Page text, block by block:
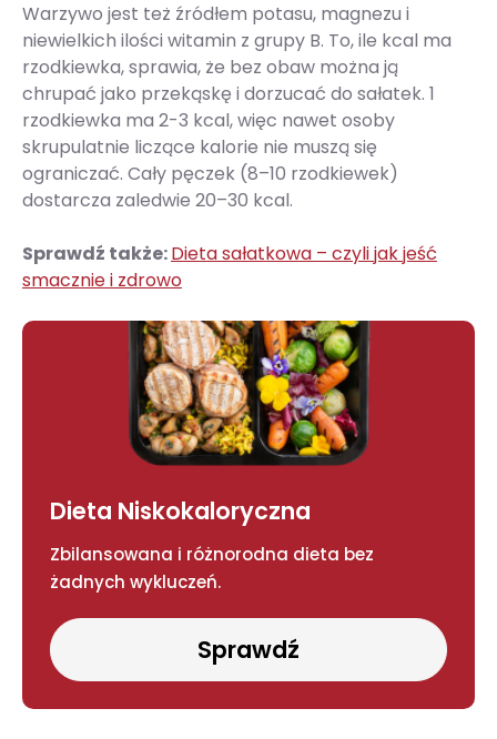
Warzywo jest też źródłem potasu, magnezu i
niewielkich ilości witamin z grupy B. To, ile kcal ma
rzodkiewka, sprawia, że bez obaw można ją
chrupać jako przekąskę i dorzucać do sałatek. 1
rzodkiewka ma 2-3 kcal, więc nawet osoby
skrupulatnie liczące kalorie nie muszą się
ograniczać. Cały pęczek (8–10 rzodkiewek)
dostarcza zaledwie 20–30 kcal.
Sprawdź także:Dieta sałatkowa – czyli jak jeść
smacznie i zdrowo
Dieta Niskokaloryczna
Zbilansowana i różnorodna dieta bez
żadnych wykluczeń.
Sprawdź